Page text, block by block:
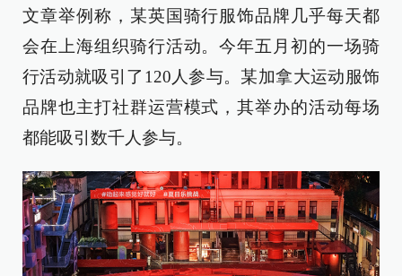
文章举例称，某英国骑行服饰品牌几乎每天都
会在上海组织骑行活动。今年五月初的一场骑
行活动就吸引了120人参与。某加拿大运动服饰
品牌也主打社群运营模式，其举办的活动每场
都能吸引数千人参与。